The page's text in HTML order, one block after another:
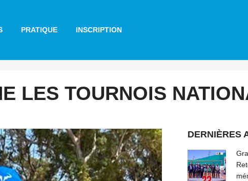
PRATIQUE INSCRIPTION
LES TOURNOIS
DERNIÈRES